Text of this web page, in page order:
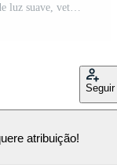
bokeh de luxo suave dourado fundo abstrato de luz suave, vetor eps 10 ilustração bokeh partículas, decoração de fundo Vetor Pro
Seguir
atribuição!